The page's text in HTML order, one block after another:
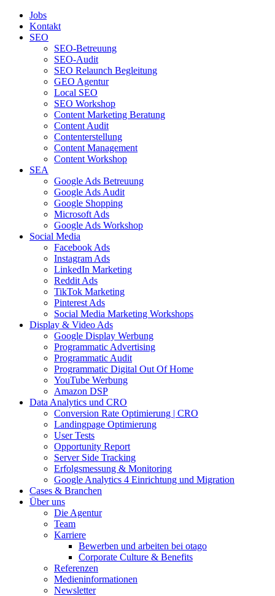
Jobs
Kontakt
SEO
SEO-Betreuung
SEO-Audit
SEO Relaunch Begleitung
GEO Agentur
Local SEO
SEO Workshop
Content Marketing Beratung
Content Audit
Contenterstellung
Content Management
Content Workshop
SEA
Google Ads Betreuung
Google Ads Audit
Google Shopping
Microsoft Ads
Google Ads Workshop
Social Media
Facebook Ads
Instagram Ads
LinkedIn Marketing
Reddit Ads
TikTok Marketing
Pinterest Ads
Social Media Marketing Workshops
Display & Video Ads
Google Display Werbung
Programmatic Advertising
Programmatic Audit
Programmatic Digital Out Of Home
YouTube Werbung
Amazon DSP
Data Analytics und CRO
Conversion Rate Optimierung | CRO
Landingpage Optimierung
User Tests
Opportunity Report
Server Side Tracking
Erfolgsmessung & Monitoring
Google Analytics 4 Einrichtung und Migration
Cases & Branchen
Über uns
Die Agentur
Team
Karriere
Bewerben und arbeiten bei otago
Corporate Culture & Benefits
Referenzen
Medieninformationen
Newsletter